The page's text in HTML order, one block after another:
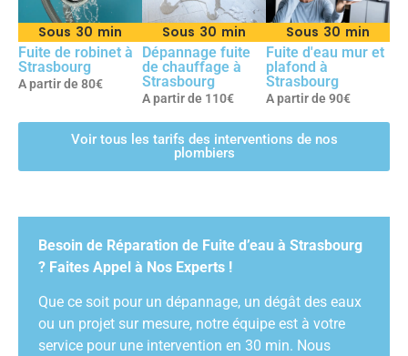
Sous 30 min
Fuite de robinet à
Strasbourg
A partir de 80€
Sous 30 min
Dépannage fuite
de chauffage à
Strasbourg
A partir de 110€
Sous 30 min
Fuite d'eau mur et
plafond à
Strasbourg
A partir de 90€
Voir tous les tarifs des interventions de nos
plombiers
Besoin de Réparation de Fuite d’eau à Strasbourg
? Faites Appel à Nos Experts !
Que ce soit pour un dépannage, un dégât des eaux
ou un projet sur mesure, notre équipe est à votre
service pour une intervention en 30 min. Nous